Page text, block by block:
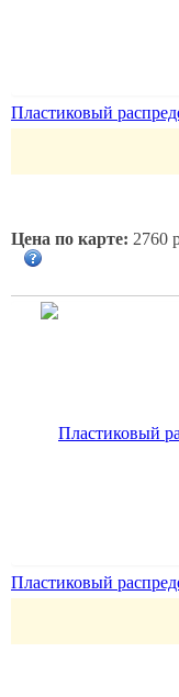
Пластиковый
Цена по карте: 2760
Пластиковый